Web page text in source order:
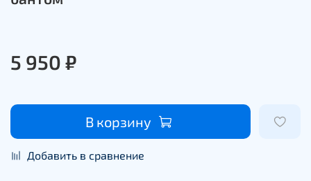
5 950 ₽
В корзину
Добавить в сравнение